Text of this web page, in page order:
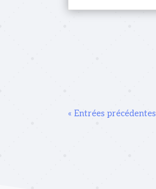
« Entrées précédentes